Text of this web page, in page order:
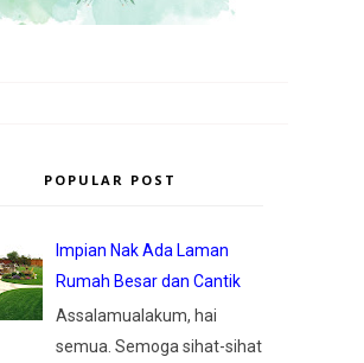
POPULAR POST
Impian Nak Ada Laman
Rumah Besar dan Cantik
Assalamualakum, hai
semua. Semoga sihat-sihat